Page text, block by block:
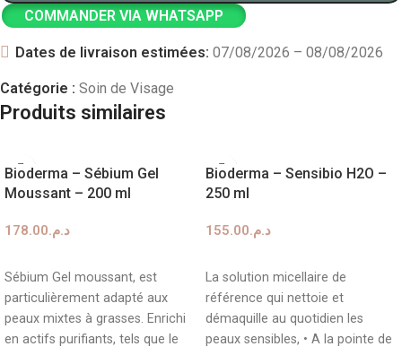
COMMANDER VIA WHATSAPP
Dates de livraison estimées: 07/08/2026 – 08/08/2026
Catégorie : Soin de Visage
Produits similaires
Bioderma – Sébium Gel
Moussant – 200 ml
د.م.178.00
Sébium Gel moussant, est
particulièrement adapté aux
peaux mixtes à grasses. Enrichi
en actifs purifiants, tels que le
Bioderma – Sensibio H2O –
250 ml
د.م.155.00
La solution micellaire de
référence qui nettoie et
démaquille au quotidien les
peaux sensibles, • A la pointe de